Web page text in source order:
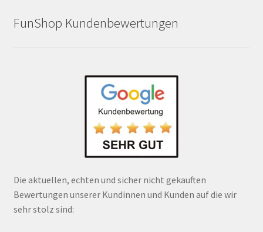
FunShop Kundenbewertungen
Die aktuellen, echten und sicher nicht gekauften
Bewertungen unserer Kundinnen und Kunden auf die wir
sehr stolz sind: